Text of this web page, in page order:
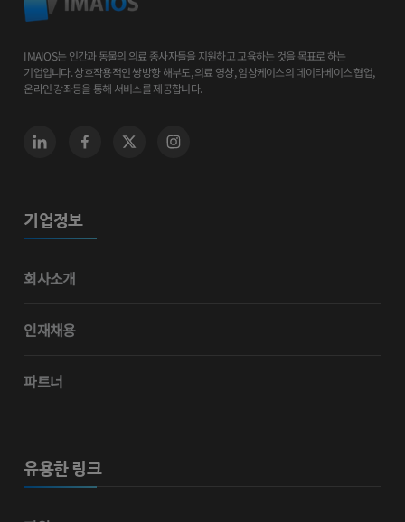
IMAIOS는 인간과 동물의 의료 종사자들을 지원하고 교육하는 것을 목표로 하는
기업입니다. 상호작용적인 쌍방향 해부도, 의료 영상, 임상케이스의 데이타베이스 협업,
온라인 강좌등을 통해 서비스를 제공합니다.
기업정보
회사소개
인재채용
파트너
유용한 링크